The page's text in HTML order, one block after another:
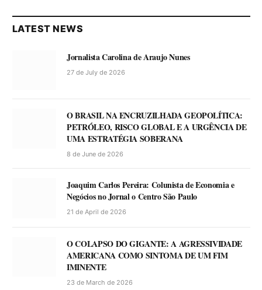
LATEST NEWS
Jornalista Carolina de Araujo Nunes
27 de July de 2026
O BRASIL NA ENCRUZILHADA GEOPOLÍTICA:
PETRÓLEO, RISCO GLOBAL E A URGÊNCIA DE
UMA ESTRATÉGIA SOBERANA
8 de June de 2026
Joaquim Carlos Pereira: Colunista de Economia e
Negócios no Jornal o Centro São Paulo
21 de April de 2026
O COLAPSO DO GIGANTE: A AGRESSIVIDADE
AMERICANA COMO SINTOMA DE UM FIM
IMINENTE
23 de March de 2026